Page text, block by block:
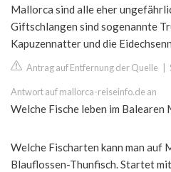
Mallorca sind alle eher
Giftschlangen sind sogenannte
Kapuzennatter und die
Antrag auf Entfernung der Quelle
Antwort auf mallorca-reiseinfo.de an
Welche Fische leben im Balearen
Welche Fischarten kann man auf
Blauflossen-Thunfisch. Startet